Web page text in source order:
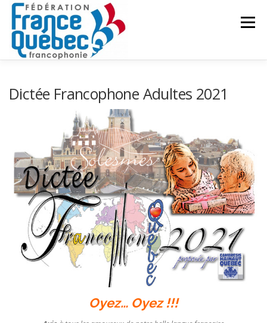
Aller
contenu
Menu
ACTUALITÉS CONGRÈS COMMUN
INTRANET
Dictée Francophone Adultes 2021
Oyez… Oyez !!!